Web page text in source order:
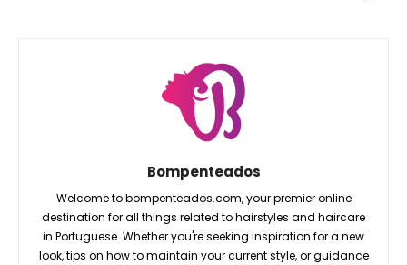
Bompenteados
Welcome to bompenteados.com, your premier online
destination for all things related to hairstyles and haircare
in Portuguese. Whether you're seeking inspiration for a new
look, tips on how to maintain your current style, or guidance